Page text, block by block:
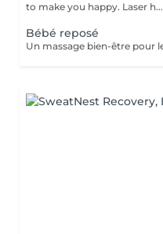
to make you happy. Laser h...
Bébé reposé